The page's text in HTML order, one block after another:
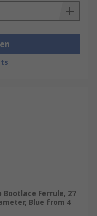
Bootlace Ferrule, 27
Blue from 4